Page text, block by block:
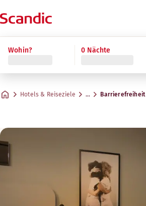
Wohin? 0 Nächte
Hotels & Reiseziele … Barrierefreiheit